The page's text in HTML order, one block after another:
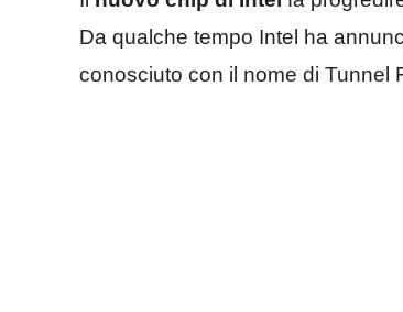
Da qualche tempo Intel ha
conosciuto con il nome di Tunnel